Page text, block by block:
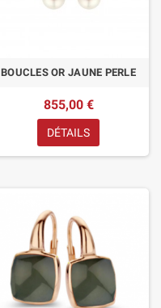
BOUCLES OR JAUNE PERLE
855,00 €
DÉTAILS